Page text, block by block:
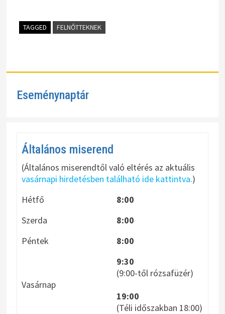
TAGGED FELNŐTTEKNEK
Eseménynaptár
Általános miserend
(Általános miserendtől való eltérés az aktuális
vasárnapi hirdetésben található ide kattintva.)
Hétfő
8:00
Szerda
8:00
Péntek
8:00
Vasárnap
9:30
(9:00-től rózsafüzér)
19:00
(Téli időszakban 18:00)